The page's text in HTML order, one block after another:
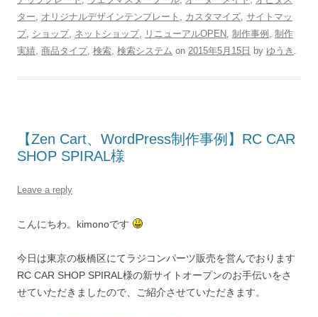
ター
オリジナルデザインテンプレート カスタマイズ サイトマッ
プ, ショップ, ネットショップ, リニューアルOPEN 制作事例 制作
実績 商品タイプ, 検索 検索システム on 2015年5月15日 by ゆうき
【Zen Cart、WordPress制作事例】RC CAR
SHOP SPIRAL様
Leave a reply
こんにちわ。kimonoです
今日は東京の板橋区にてラジコンパーツ販売を営んでおります
RC CAR SHOP SPIRAL様の新サイトオープンのお手伝いをさ
せていただきましたので、ご紹介させていただきます。